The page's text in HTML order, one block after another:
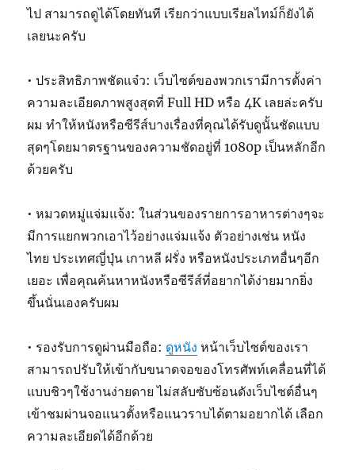
ไป สามารถดูได้โดยทันที เรียกว่าแบบเรียลไทม์ก็ยังได้
เลยนะครับ
• ประสิทธิภาพชัดแจ๋ว: เว็บไซต์ของพวกเรามีการตั้งค่า
ความละเอียดภาพสูงสุดที่ Full HD หรือ 4K เลยล่ะครับ
ผม ทำให้หนังหรือซีรีส์บางเรื่องที่คุณได้รับดูนั้นชัดแบบ
สุดๆโดยมาตรฐานของความชัดอยู่ที่ 1080p เป็นหลักอีก
ด้วยครับ
• หมวดหมู่แจ่มแจ้ง: ในส่วนของรายการอาหารต่างๆจะ
มีการแยกพวกเอาไว้อย่างแจ่มแจ้ง ตัวอย่างเช่น หนัง
ไทย ประเทศญี่ปุ่น เกาหลี ฝรั่ง หรือหนังประเภทอื่นๆอีก
เยอะ เพื่อคุณค้นหาหนังหรือซีรีส์ที่อยากได้ง่ายมากยิ่ง
ขึ้นนั่นเองครับผม
• รองรับการดูผ่านมือถือ: ดูหนัง หน้าเว็บไซต์ของเรา
สามารถปรับให้เข้ากับขนาดจอของโทรศัพท์เคลื่อนที่ได้
แบบชิวๆใช้งานง่ายดาย ไม่สลับซับซ้อนดังเว็บไซต์อื่นๆ
เข้าชมผ่านจอแนวตั้งหรือแนวราบได้ตามอยากได้ เลือก
ความละเอียดได้อีกด้วย